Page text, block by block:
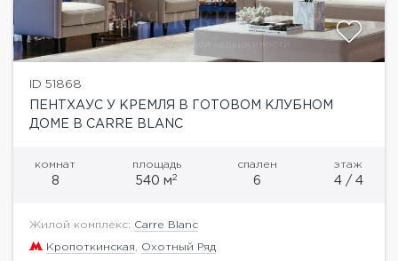
ID 51868
ПЕНТХАУС У КРЕМЛЯ В ГОТОВОМ КЛУБНОМ
ДОМЕ В CARRE BLANC
комнат
8
площадь
540 м2
спален
6
этаж
4 / 4
Жилой комплекс: Carre Blanc
Кропоткинская Охотный Ряд